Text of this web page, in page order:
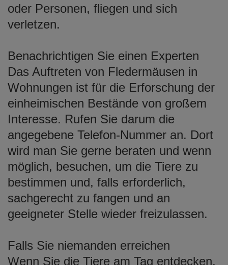
oder Personen, fliegen und sich
verletzen.
Benachrichtigen Sie einen Experten
Das Auftreten von Fledermäusen in
Wohnungen ist für die Erforschung der
einheimischen Bestände von großem
Interesse. Rufen Sie darum die
angegebene Telefon-Nummer an. Dort
wird man Sie gerne beraten und wenn
möglich, besuchen, um die Tiere zu
bestimmen und, falls erforderlich,
sachgerecht zu fangen und an
geeigneter Stelle wieder freizulassen.
Falls Sie niemanden erreichen
Wenn Sie die Tiere am Tag entdecken,